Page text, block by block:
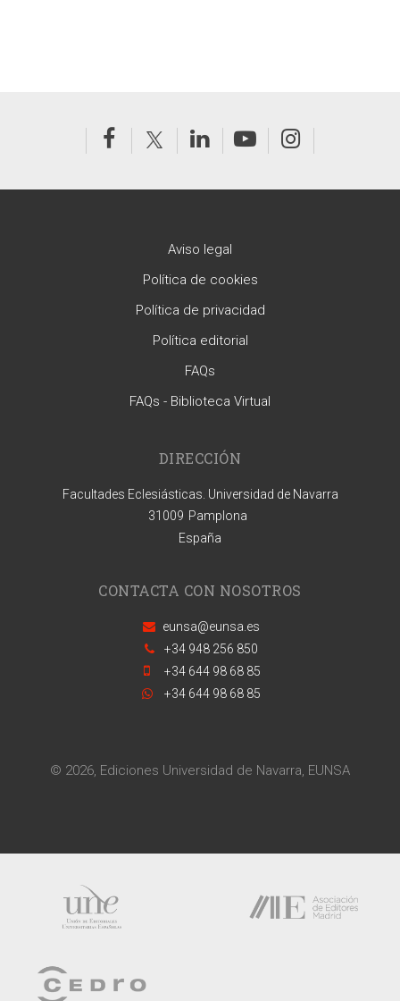
Aviso legal
Política de cookies
Política de privacidad
Política editorial
FAQs
FAQs - Biblioteca Virtual
DIRECCIÓN
Facultades Eclesiásticas. Universidad de Navarra
31009 Pamplona
España
CONTACTA CON NOSOTROS
eunsa@eunsa.es
+34 948 256 850
+34 644 98 68 85
+34 644 98 68 85
© 2026, Ediciones Universidad de Navarra, EUNSA